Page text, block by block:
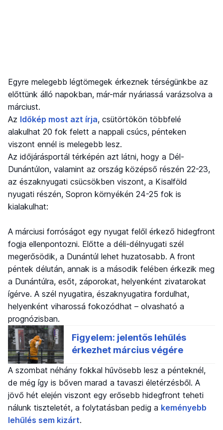
Egyre melegebb légtömegek érkeznek térségünkbe az
előttünk álló napokban, már-már nyáriassá varázsolva a
márciust.
Az Időkép most azt írja, csütörtökön többfelé
alakulhat 20 fok felett a nappali csúcs, pénteken
viszont ennél is melegebb lesz.
Az időjárásportál térképén azt látni, hogy a Dél-
Dunántúlon, valamint az ország középső részén 22-23,
az északnyugati csücsökben viszont, a Kisalföld
nyugati részén, Sopron környékén 24-25 fok is
kialakulhat:
A márciusi forróságot egy nyugat felől érkező hidegfront
fogja ellenpontozni. Előtte a déli-délnyugati szél
megerősödik, a Dunántúl lehet huzatosabb. A front
péntek délután, annak is a második felében érkezik meg
a Dunántúlra, esőt, záporokat, helyenként zivatarokat
ígérve. A szél nyugatira, északnyugatira fordulhat,
helyenként viharossá fokozódhat – olvasható a
prognózisban.
A szombat néhány fokkal hűvösebb lesz a pénteknél,
de még így is bőven marad a tavaszi életérzésből. A
jövő hét elején viszont egy erősebb hidegfront teheti
nálunk tiszteletét, a folytatásban pedig a keményebb
lehűlés sem kizárt.